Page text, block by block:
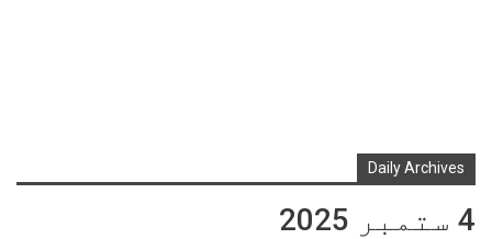
Daily Archives
4 ستمبر 2025